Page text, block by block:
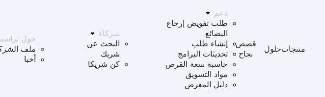
منتجاتحلول
قصص
نجاح
دعم
طلب تفويض إرجاع
البضائع
إنشاء طلب
تحديثات البرامج
حاسبة سعة القرص
مواد التسويق
دليل المعرض
شركاء
البحث عن
شريك
كن شريكا
حول تراسير
ملف
أخبا